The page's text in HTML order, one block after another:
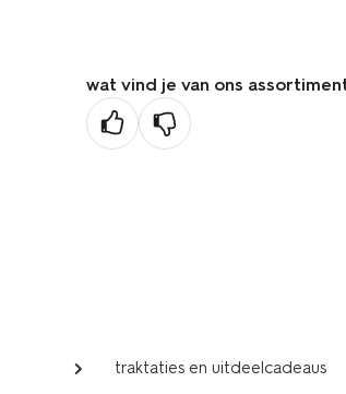
wat vind je van ons
traktaties en uitdeelcadeaus